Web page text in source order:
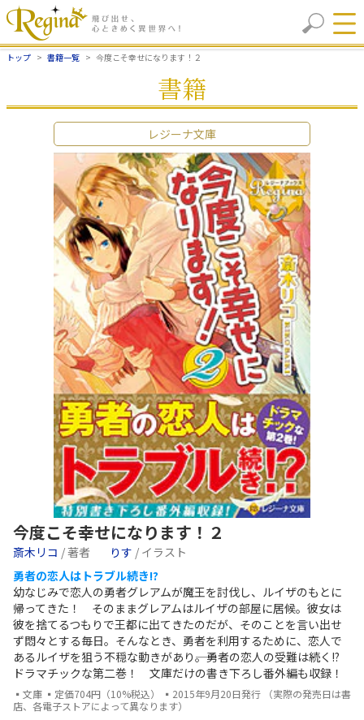
トップ 書籍一覧 今度こそ幸せになります！２
書籍
レジーナ文庫
今度こそ幸せになります！２
斎木リコ / 著者 りす / イラスト
勇者の恋人はトラブル続き!?
幼なじみで恋人の勇者グレアムが魔王を討伐し、ルイザのもとに
帰ってきた！ そのままグレアムはルイザの部屋に居候。彼女は
彼を捨てるつもりで王都に出てきたのだが、そのことを言い出せ
ず悶々とする毎日。そんなとき、勇者を利用するために、恋人で
あるルイザを狙う不穏な動きがあり――。勇者の恋人の受難は続く!?
ドラマチックな第二巻！ 文庫だけの書き下ろし番外編も収録！
▪文庫 ▪定価704円（10%税込） ▪2015年9月20日発行 （実際の発売日は書
店、各電子ストアによって異なります）